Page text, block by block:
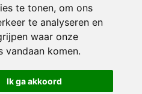
te tonen, om ons
te analyseren en
waar onze
vandaan komen.
Ik ga akkoord